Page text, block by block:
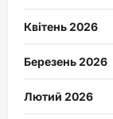
Квітень 2026
Березень 2026
Лютий 2026